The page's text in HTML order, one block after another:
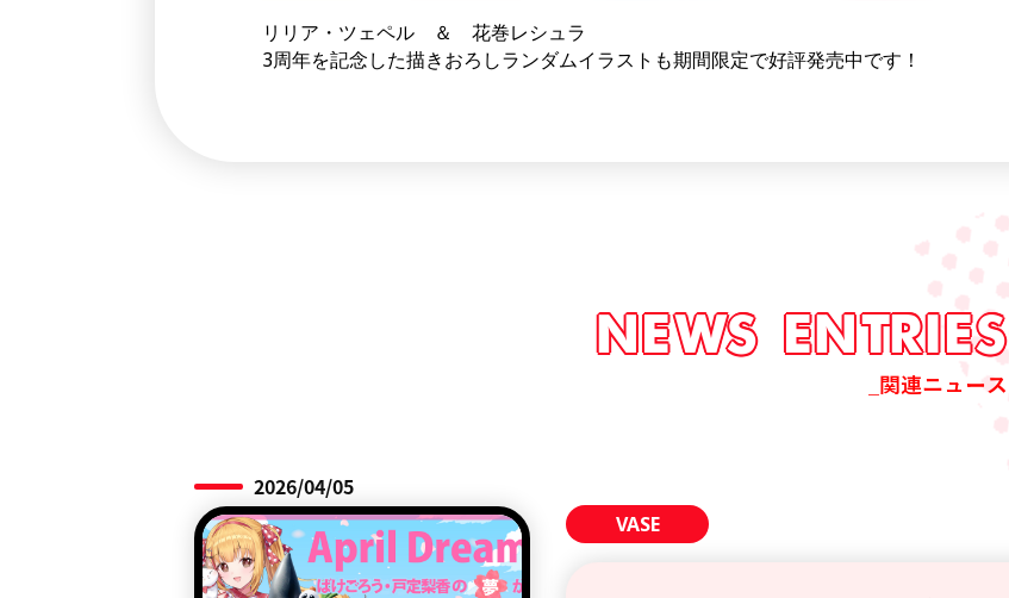
リリア・ツェペル ＆ 花巻レシュラ
3周年を記念した描きおろしランダムイラストも期間限定で好評発売中です！
NEWS ENTRIES
_関連ニュース
2026/04/05
VASE